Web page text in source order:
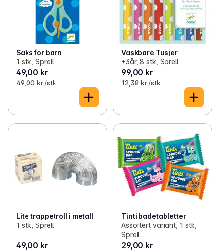
Saks for barn
1 stk, Sprell
49,00 kr
49,00 kr /stk
Vaskbare Tusjer
+3år, 8 stk, Sprell
99,00 kr
12,38 kr /stk
Lite trappetroll i metall
1 stk, Sprell
49,00 kr
Tinti badetabletter
Assortert variant, 1 stk,
Sprell
29,00 kr